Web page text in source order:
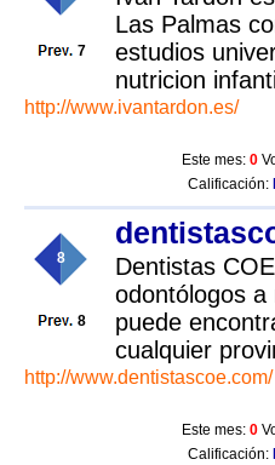
7
Las Palmas
estudios
nutricion
http://www.ivantardon.es/
Este mes: 0
Calificación:
8
8
Dentistas
odontólogos a
puede
cualquier
http://www.dentistascoe.com/
Este mes: 0
Calificación: